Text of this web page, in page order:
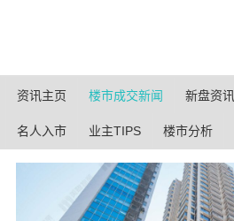
资讯主页 楼市成交新闻 新盘资讯
名人入市 业主TIPS 楼市分析